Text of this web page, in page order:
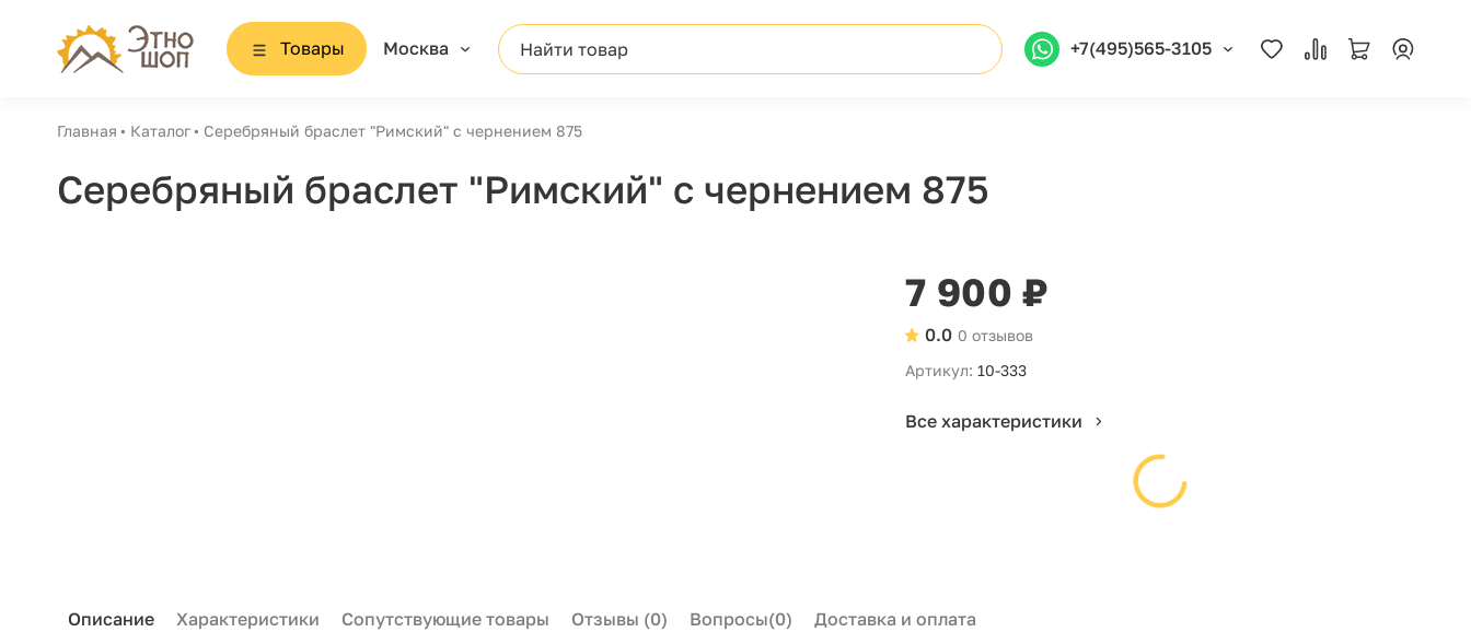
Товары Москва Найти товар +7(495)565-3105
Главная Каталог Серебряный браслет "Римский" с чернением 875
Серебряный браслет "Римский" с чернением 875
7 900 ₽
0 отзывов
0.0
Артикул: 10-333
Все характеристики
Описание Характеристики Сопутствующие товары Отзывы (0) Вопросы(0) Доставка и оплата